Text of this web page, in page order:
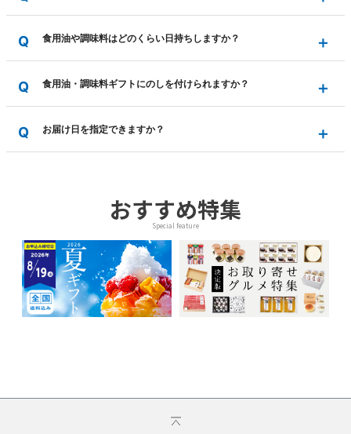
食用油や調味料はどのくらい日持ちしますか？
食用油・調味料ギフトにのしを付けられますか？
お届け日を指定できますか？
おすすめ特集
Special feature